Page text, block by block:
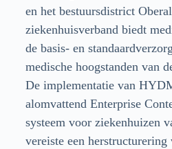
en het bestuursdistrict
ziekenhuisverband biedt
de basis- en
medische hoogstanden van
De implementatie van
alomvattend Enterprise
systeem voor ziekenhuizen
vereiste een herstructurering